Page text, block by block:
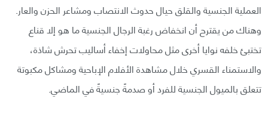
العملية الجنسية والقلق حيال حدوث الانتصاب ومشاعر الحزن والعار.
وهناك من يقترح أن انخفاض رغبة الرجال الجنسية ما هو إلا قناع
تختبئ خلفه نوايا أخرى مثل محاولات إخفاء أساليب تحرش شاذة،
والاستمناء القسري خلال مشاهدة الأفلام الإباحية ومشاكل مكبوتة
تتعلق بالميول الجنسية للفرد أو صدمةً جنسيةً في الماضي.